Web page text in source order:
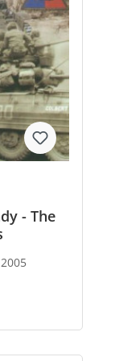
- The
2005